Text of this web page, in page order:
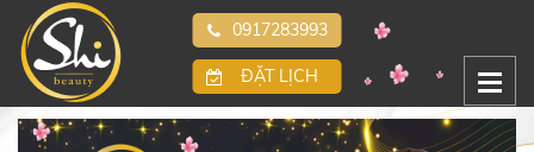
0917283993
ĐẶT LỊCH